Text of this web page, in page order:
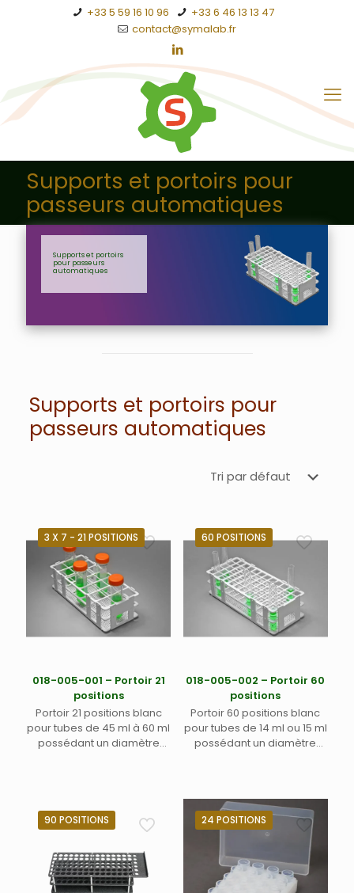
+33 5 59 16 10 96
+33 6 46 13 13 47
contact@symalab.fr
Supports et portoirs pour
passeurs automatiques
Supports et portoirs
pour passeurs
automatiques
Supports et portoirs pour
passeurs automatiques
3 X 7 - 21 POSITIONS
018-005-001 – Portoir 21
positions
Portoir 21 positions blanc
pour tubes de 45 ml à 60 ml
possédant un diamètre
60 POSITIONS
018-005-002 – Portoir 60
positions
Portoir 60 positions blanc
pour tubes de 14 ml ou 15 ml
possédant un diamètre
90 POSITIONS 24 POSITIONS